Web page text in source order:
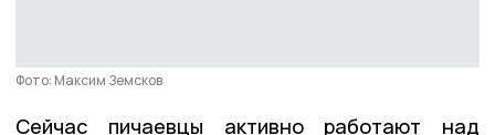
Фото: Максим Земсков
Сейчас пичаевцы активно работают над